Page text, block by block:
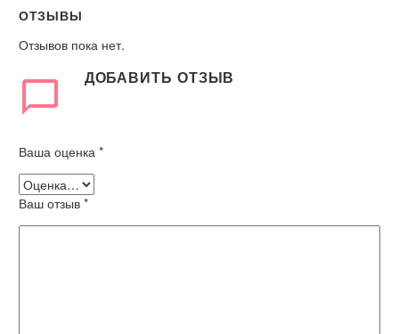
ОТЗЫВЫ
Отзывов пока нет.
ДОБАВИТЬ ОТЗЫВ
Ваша оценка *
Ваш отзыв *